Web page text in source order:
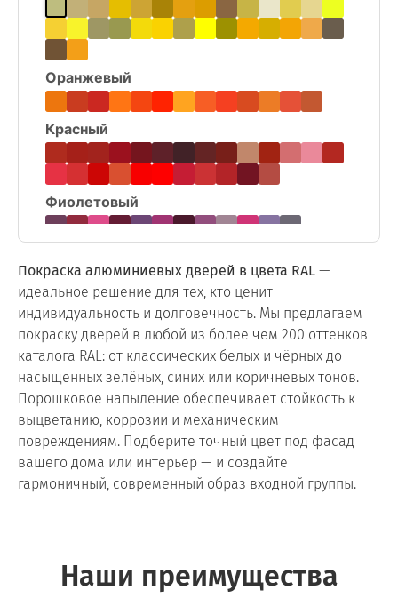
Оранжевый
Красный
Фиолетовый
Зелёный
Серый
Белый и чёрный
Покраска алюминиевых дверей в цвета RAL —
идеальное решение для тех, кто ценит
индивидуальность и долговечность. Мы предлагаем
покраску дверей в любой из более чем 200 оттенков
каталога RAL: от классических белых и чёрных до
насыщенных зелёных, синих или коричневых тонов.
Порошковое напыление обеспечивает стойкость к
выцветанию, коррозии и механическим
повреждениям. Подберите точный цвет под фасад
вашего дома или интерьер — и создайте
гармоничный, современный образ входной группы.
Наши преимущества